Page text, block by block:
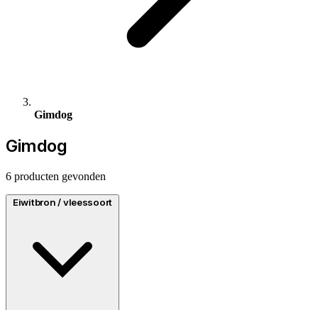
Gimdog
Gimdog
6 producten gevonden
Eiwitbron / vleessoort